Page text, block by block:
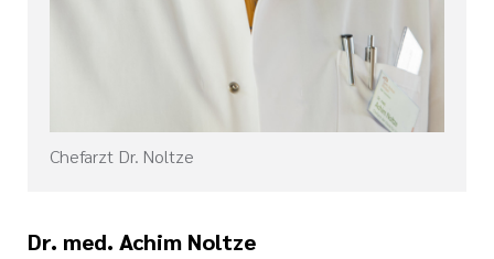
Chefarzt Dr. Noltze
Dr. med. Achim Noltze